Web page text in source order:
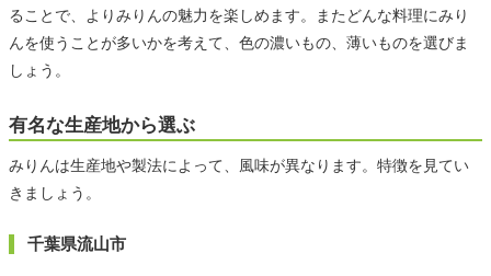
ることで、よりみりんの魅力を楽しめます。またどんな料理にみり
んを使うことが多いかを考えて、色の濃いもの、薄いものを選びま
しょう。
有名な生産地から選ぶ
みりんは生産地や製法によって、風味が異なります。特徴を見てい
きましょう。
千葉県流山市